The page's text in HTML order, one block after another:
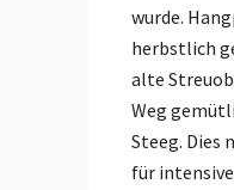
wurde.
herbstlich
alte
Weg
Steeg. Dies
für